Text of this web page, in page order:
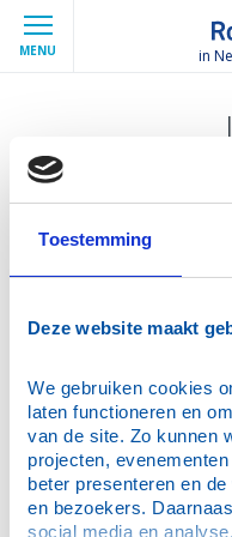
Toestemming
Deze website maakt
We gebruiken cookies
laten functioneren en
van de site. Zo kunnen
projecten,
beter presenteren en
en bezoekers.
social media en
MENU in
Vraag een
E-mailadres*
Vul hier jouw e-
ledenadministratie.
Verstuur
Hulp bij